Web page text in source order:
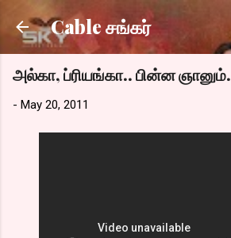
Skip to main content
Cable சங்கர்
அல்கா, ப்ரியங்கா.. பின்ன ஞானும்.
- May 20, 2011